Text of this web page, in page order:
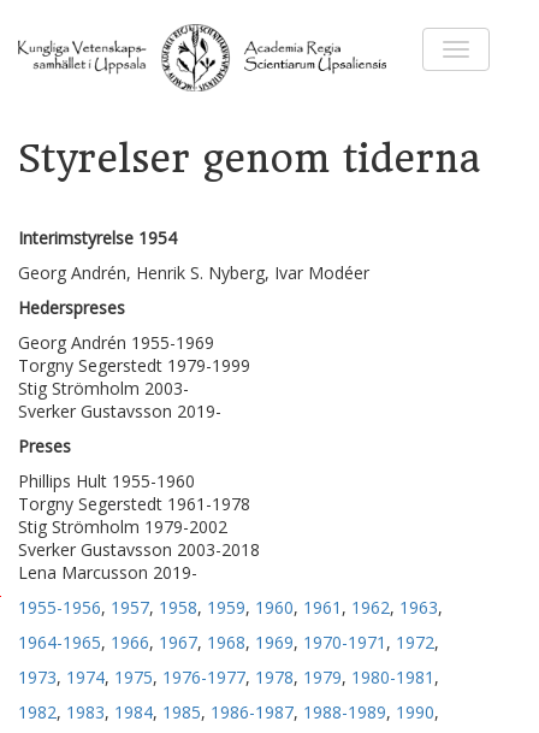
Visa
Styrelser genom tiderna
Interimstyrelse 1954
Georg Andrén, Henrik S. Nyberg, Ivar Modéer
Hederspreses
Georg Andrén 1955-1969
Torgny Segerstedt 1979-1999
Stig Strömholm 2003-
Sverker Gustavsson 2019-
Preses
Phillips Hult 1955-1960
Torgny Segerstedt 1961-1978
Stig Strömholm 1979-2002
Sverker Gustavsson 2003-2018
Lena Marcusson 2019-
1955-1956, 1957, 1958, 1959, 1960, 1961 , 1962, 1963,
1964-1965, 1966, 1967, 1968, 1969, 1970-1971 , 1972,
1973, 1974, 1975, 1976-1977, 1978, 1979, 1980-1981 ,
1982, 1983, 1984, 1985, 1986-1987, 1988-1989, 1990,